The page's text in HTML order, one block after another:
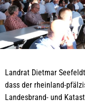
Landrat Dietmar
dass der rheinland-
Landesbrand- und